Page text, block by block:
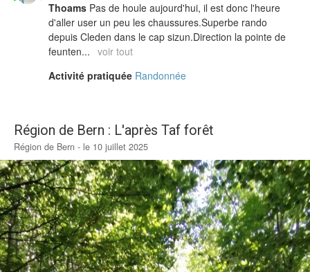
Thoams Pas de houle aujourd'hui, il est donc l'heure
d'aller user un peu les chaussures.Superbe rando
depuis Cleden dans le cap sizun.Direction la pointe de
feunten... voir tout
Activité pratiquée Randonnée
Région de Bern : L'après Taf forêt
Région de Bern - le 10 juillet 2025